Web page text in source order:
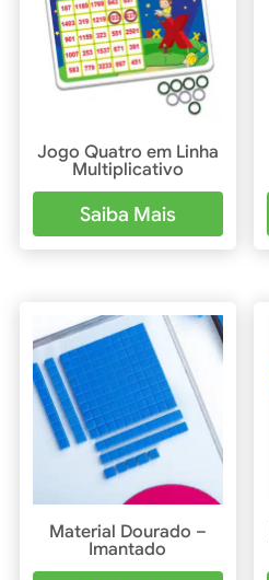
Jogo Quatro em Linha
Multiplicativo
Saiba Mais
Material Dourado –
Imantado